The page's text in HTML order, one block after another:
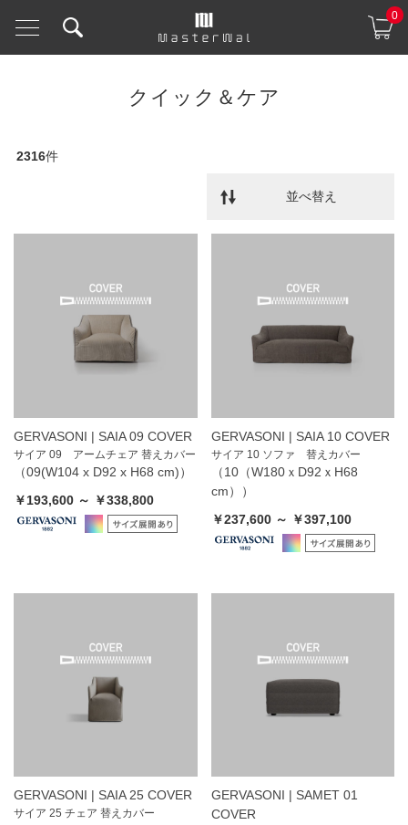
0
クイック＆ケア
2316件
並べ替え
GERVASONI | SAIA 09 COVER
サイア 09 アームチェア 替えカバー
（09(W104 x D92 x H68 cm)）
￥193,600 ～ ￥338,800
GERVASONI | SAIA 10 COVER
サイア 10 ソファ 替えカバー
（10（W180ｘD92ｘH68
cm））
￥237,600 ～ ￥397,100
GERVASONI | SAIA 25 COVER
サイア 25 チェア 替えカバー
GERVASONI | SAMET 01
COVER